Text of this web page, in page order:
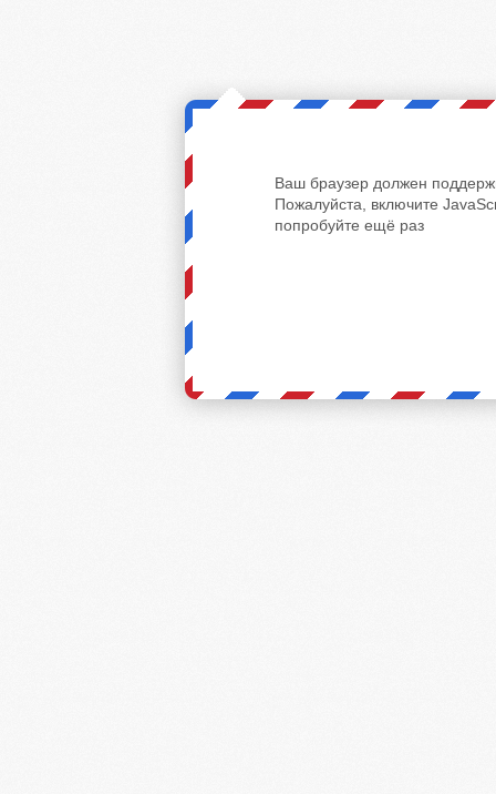
Ваш браузер должен
Пожалуйста, включите
попробуйте ещё раз